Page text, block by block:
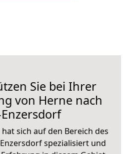
Sie bei Ihrer
von Herne nach
sich auf den Bereich des
spezialisiert und